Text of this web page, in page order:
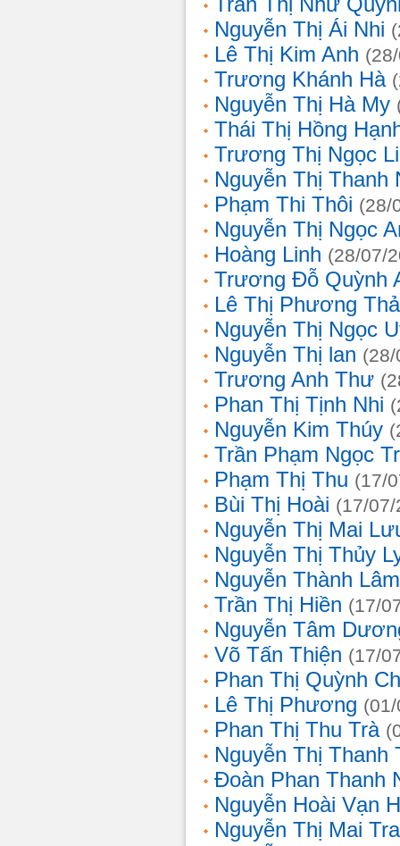
Nguyễn Thị Ái Nhi
Lê Thị Kim Anh
Trương Khánh Hà
Nguyễn Thị Hà My
Thái Thị Hồng
Trương Thị Ngọc
Nguyễn Thị Thanh
Phạm Thi Thôi (28/
Nguyễn Thị Ngọc
Hoàng Linh (28/07/
Trương Đỗ Quỳnh
Lê Thị Phương
Nguyễn Thị Ngọc
Nguyễn Thị lan
Trương Anh Thư
Phan Thị Tịnh Nhi
Nguyễn Kim Thúy
Trần Phạm Ngọc
Phạm Thị Thu (17/
Bùi Thị Hoài (17/
Nguyễn Thị Mai
Nguyễn Thị Thủy
Nguyễn Thành Lâm
Trần Thị Hiền (17/
Nguyễn Tâm
Võ Tấn Thiện (17/
Phan Thị Quỳnh
Lê Thị Phương
Phan Thị Thu Trà
Nguyễn Thị Thanh
Đoàn Phan Thanh
Nguyễn Hoài Vạn
Nguyễn Thị Mai